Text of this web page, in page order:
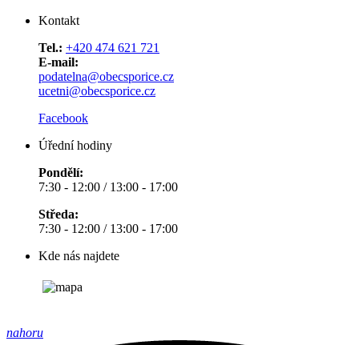
Kontakt
Tel.: +420 474 621 721
E-mail:
podatelna@obecsporice.cz
ucetni@obecsporice.cz
Facebook
Úřední hodiny
Pondělí:
7:30 - 12:00 / 13:00 - 17:00
Středa:
7:30 - 12:00 / 13:00 - 17:00
Kde nás najdete
nahoru